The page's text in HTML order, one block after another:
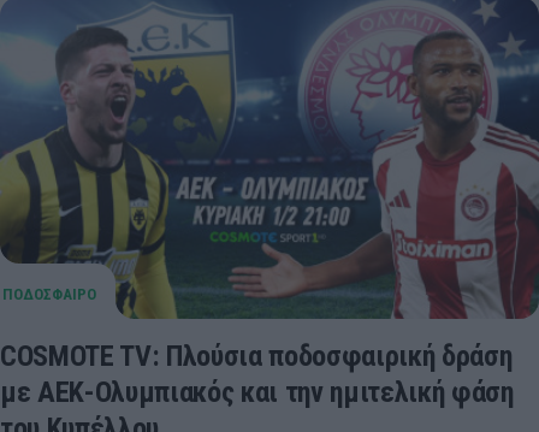
COSMOTE TV: Πλούσια ποδοσφαιρική δράση
με ΑΕΚ-Ολυμπιακός και την ημιτελική φάση